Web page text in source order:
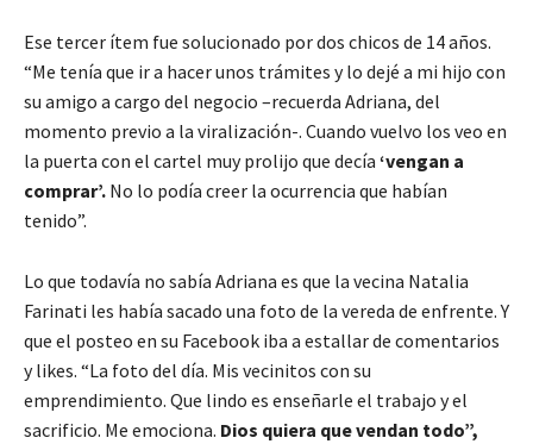
Ese tercer ítem fue solucionado por dos chicos de 14 años.
“Me tenía que ir a hacer unos trámites y lo dejé a mi hijo con
su amigo a cargo del negocio –recuerda Adriana, del
momento previo a la viralización-. Cuando vuelvo los veo en
la puerta con el cartel muy prolijo que decía ‘vengan a
comprar’. No lo podía creer la ocurrencia que habían
tenido”.
Lo que todavía no sabía Adriana es que la vecina Natalia
Farinati les había sacado una foto de la vereda de enfrente. Y
que el posteo en su Facebook iba a estallar de comentarios
y likes. “La foto del día. Mis vecinitos con su
emprendimiento. Que lindo es enseñarle el trabajo y el
sacrificio. Me emociona. Dios quiera que vendan todo”,